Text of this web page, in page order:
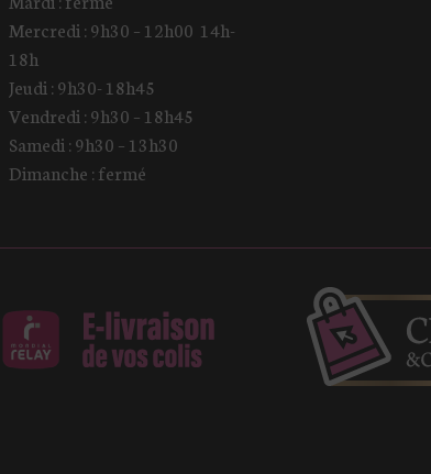
Mercredi : 9h30 – 12h00 14h-
18h
Jeudi : 9h30- 18h45
Vendredi : 9h30 – 18h45
Samedi : 9h30 – 13h30
Dimanche : fermé